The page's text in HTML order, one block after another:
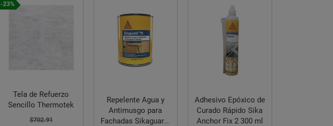
-23%
Tela de Refuerzo
Sencillo Thermotek
$702.91
Repelente Agua y
Antimusgo para
Fachadas Sikaguard-
Adhesivo Epóxico de
Curado Rápido Sika
Anchor Fix 2 300 ml